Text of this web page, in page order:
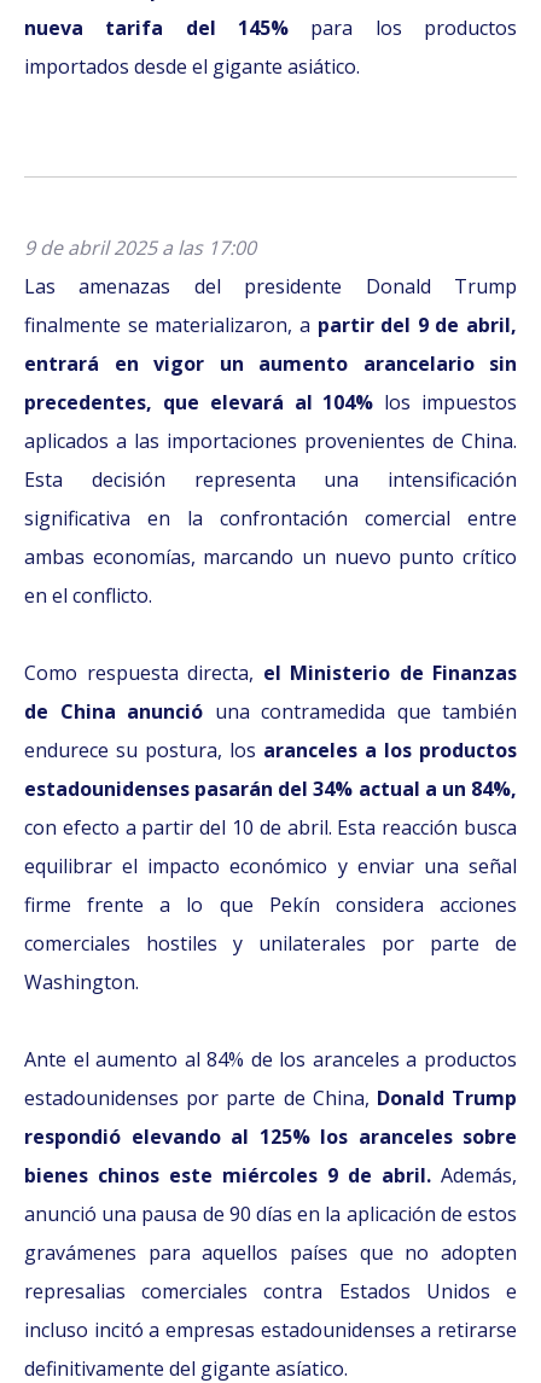
nueva tarifa del 145% para los productos
importados desde el gigante asiático.
9 de abril 2025 a las 17:00
Las amenazas del presidente Donald Trump
finalmente se materializaron, a partir del 9 de abril,
entrará en vigor un aumento arancelario sin
precedentes, que elevará al 104% los impuestos
aplicados a las importaciones provenientes de China.
Esta decisión representa una intensificación
significativa en la confrontación comercial entre
ambas economías, marcando un nuevo punto crítico
en el conflicto.
Como respuesta directa, el Ministerio de Finanzas
de China anunció una contramedida que también
endurece su postura, los aranceles a los productos
estadounidenses pasarán del 34% actual a un 84%,
con efecto a partir del 10 de abril. Esta reacción busca
equilibrar el impacto económico y enviar una señal
firme frente a lo que Pekín considera acciones
comerciales hostiles y unilaterales por parte de
Washington.
Ante el aumento al 84% de los aranceles a productos
estadounidenses por parte de China, Donald Trump
respondió elevando al 125% los aranceles sobre
bienes chinos este miércoles 9 de abril. Además,
anunció una pausa de 90 días en la aplicación de estos
gravámenes para aquellos países que no adopten
represalias comerciales contra Estados Unidos e
incluso incitó a empresas estadounidenses a retirarse
definitivamente del gigante asíatico.